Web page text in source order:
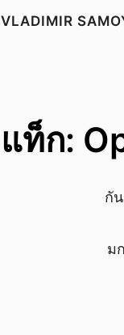
VLADIMIR
แท็ก:
กั
ม